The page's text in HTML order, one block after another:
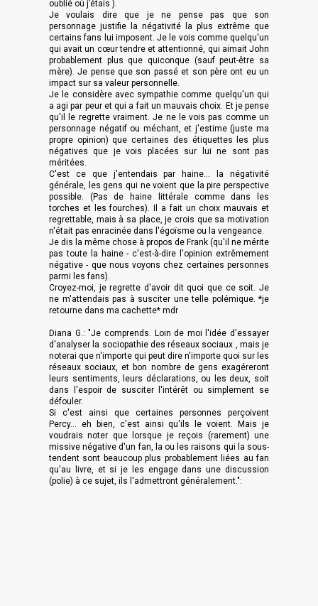
oublié où j’étais ).
Je voulais dire que je ne pense pas que son
personnage justifie la négativité la plus extrême que
certains fans lui imposent. Je le vois comme quelqu'un
qui avait un cœur tendre et attentionné, qui aimait John
probablement plus que quiconque (sauf peut-être sa
mère). Je pense que son passé et son père ont eu un
impact sur sa valeur personnelle.
Je le considère avec sympathie comme quelqu'un qui
a agi par peur et qui a fait un mauvais choix. Et je pense
qu'il le regrette vraiment. Je ne le vois pas comme un
personnage négatif ou méchant, et j'estime (juste ma
propre opinion) que certaines des étiquettes les plus
négatives que je vois placées sur lui ne sont pas
méritées.
C'est ce que j'entendais par haine... la négativité
générale, les gens qui ne voient que la pire perspective
possible. (Pas de haine littérale comme dans les
torches et les fourches). Il a fait un choix mauvais et
regrettable, mais à sa place, je crois que sa motivation
n'était pas enracinée dans l'égoïsme ou la vengeance.
Je dis la même chose à propos de Frank (qu'il ne mérite
pas toute la haine - c'est-à-dire l'opinion extrêmement
négative - que nous voyons chez certaines personnes
parmi les fans).
Croyez-moi, je regrette d'avoir dit quoi que ce soit. Je
ne m'attendais pas à susciter une telle polémique. *je
retourne dans ma cachette* mdr
Diana G.: "Je comprends. Loin de moi l'idée d'essayer
d'analyser la sociopathie des réseaux sociaux , mais je
noterai que n'importe qui peut dire n'importe quoi sur les
réseaux sociaux, et bon nombre de gens exagéreront
leurs sentiments, leurs déclarations, ou les deux, soit
dans l'espoir de susciter l'intérêt ou simplement se
défouler.
Si c'est ainsi que certaines personnes perçoivent
Percy... eh bien, c'est ainsi qu'ils le voient. Mais je
voudrais noter que lorsque je reçois (rarement) une
missive négative d'un fan, la ou les raisons qui la sous-
tendent sont beaucoup plus probablement liées au fan
qu'au livre, et si je les engage dans une discussion
(polie) à ce sujet, ils l'admettront généralement.":